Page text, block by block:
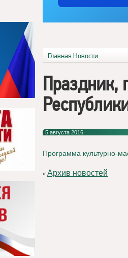
Главная Новости
Праздник,
5 августа 2016
Программа культурно-
«Архив новостей